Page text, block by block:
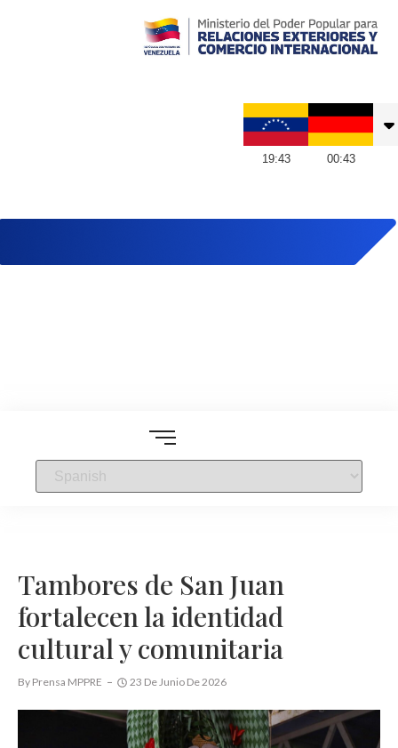
19:43 00:43
Tambores de San Juan
fortalecen la identidad
cultural y comunitaria
By Prensa MPPRE 23 De Junio De 2026